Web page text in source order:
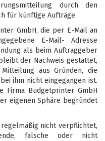
durch den
für künftige Aufträge.
GmbH, die per E-Mail an
E-Mail- Adresse
als beim Auftraggeber
der Nachweis gestattet,
aus Gründen, die
ihm nicht eingegangen ist.
Firma Budgetprinter GmbH
eigenen Sphäre begründet
nicht verpflichtet,
falsche oder nicht